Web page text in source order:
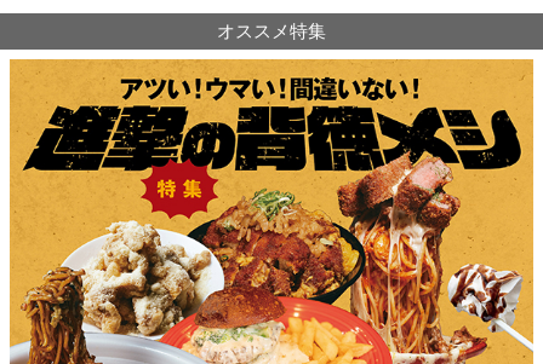
オススメ特集